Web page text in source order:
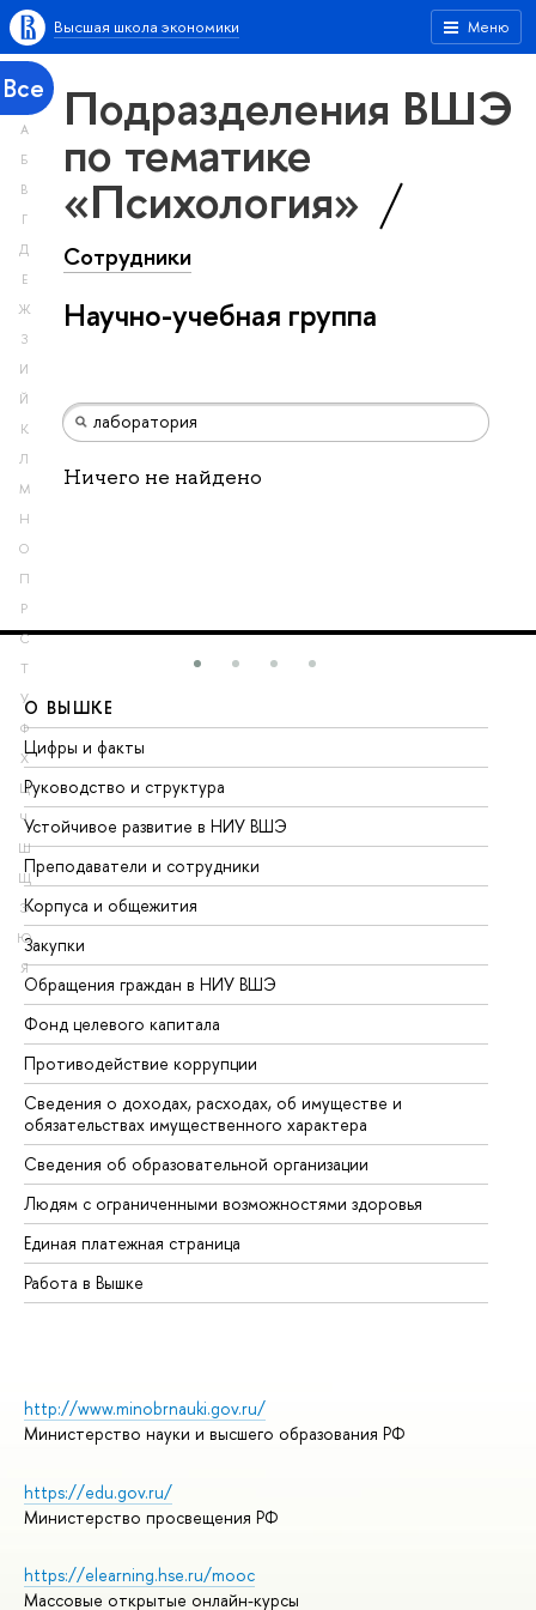
Меню
Высшая школа экономики
Все
А
Б
В
Г
Д
Е
Ж
З
И
Й
К
Л
М
Н
О
П
Р
С
Т
У
Ф
Х
Ц
Ч
Ш
Щ
Э
Ю
Я
Подразделения ВШЭ
по тематике
«Психология»
Сотрудники
Научно-учебная группа
Ничего не найдено
О ВЫШКЕ
Цифры и факты
Руководство и структура
Устойчивое развитие в НИУ ВШЭ
Преподаватели и сотрудники
Корпуса и общежития
Закупки
Обращения граждан в НИУ ВШЭ
Фонд целевого капитала
Противодействие коррупции
Сведения о доходах, расходах, об имуществе и
обязательствах имущественного характера
Сведения об образовательной организации
Людям с ограниченными возможностями здоровья
Единая платежная страница
Работа в Вышке
http://www.minobrnauki.gov.ru/
Министерство науки и высшего образования РФ
https://edu.gov.ru/
Министерство просвещения РФ
https://elearning.hse.ru/mooc
Массовые открытые онлайн-курсы